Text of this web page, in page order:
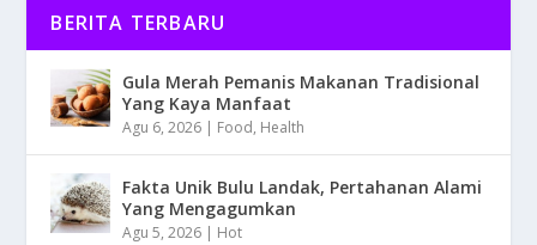
BERITA TERBARU
Gula Merah Pemanis Makanan Tradisional
Yang Kaya Manfaat
Agu 6, 2026 | Food, Health
Fakta Unik Bulu Landak, Pertahanan Alami
Yang Mengagumkan
Agu 5, 2026 | Hot